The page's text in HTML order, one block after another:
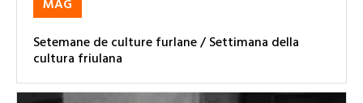
MAG
Setemane de culture furlane / Settimana della
cultura friulana